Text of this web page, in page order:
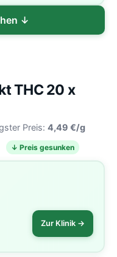
↓
THC 20 x
Preis: 4,49 €/g
↓ Preis gesunken
Zur Klinik →